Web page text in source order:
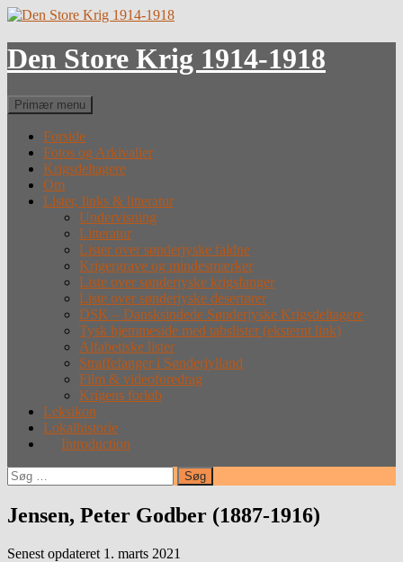
Hop
indhold
Den Store Krig 1914-1918
Søg
Primær menu
Forside
Fotos og Arkivalier
Krigsdeltagere
Om
Lister, links & litteratur
Undervisning
Litteratur
Lister over sønderjyske faldne
Krigergrave og mindesmærker
Liste over sønderjyske krigsfanger
Liste over sønderjyske desertører
DSK – Dansksindede Sønderjyske Krigsdeltagere
Tysk hjemmeside med tabslister (eksternt link)
Alfabetiske lister
Straffefanger i Sønderjylland
Film & videoforedrag
Krigens forløb
Leksikon
Lokalhistorie
Introduction
Søg
efter:
Jensen, Peter Godber (1887-1916)
Senest opdateret 1. marts 2021